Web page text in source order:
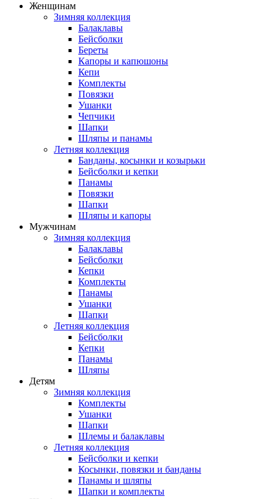
Женщинам
Зимняя коллекция
Балаклавы
Бейсболки
Береты
Капоры и капюшоны
Кепи
Комплекты
Повязки
Ушанки
Чепчики
Шапки
Шляпы и панамы
Летняя коллекция
Банданы, косынки и козырьки
Бейсболки и кепки
Панамы
Повязки
Шапки
Шляпы и капоры
Мужчинам
Зимняя коллекция
Балаклавы
Бейсболки
Кепки
Комплекты
Панамы
Ушанки
Шапки
Летняя коллекция
Бейсболки
Кепки
Панамы
Шляпы
Детям
Зимняя коллекция
Комплекты
Ушанки
Шапки
Шлемы и балаклавы
Летняя коллекция
Бейсболки и кепки
Косынки, повязки и банданы
Панамы и шляпы
Шапки и комплекты